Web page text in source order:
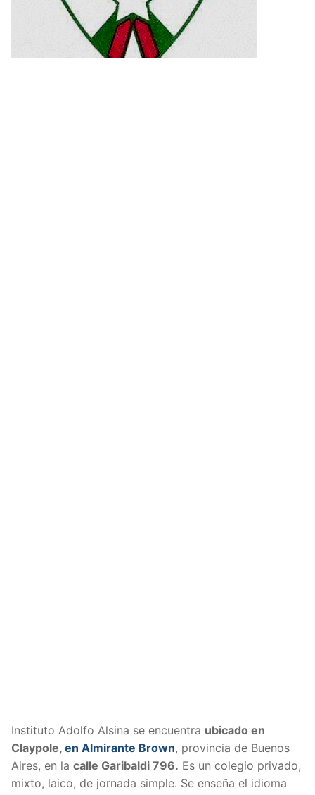
Instituto Adolfo Alsina se encuentra ubicado en
Claypole, en Almirante Brown, provincia de Buenos
Aires, en la calle Garibaldi 796. Es un colegio privado,
mixto, laico, de jornada simple. Se enseña el idioma